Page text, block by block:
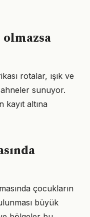
olmazsa
rotalar, ışık ve
sunuyor.
kayıt altına
çocukların
büyük